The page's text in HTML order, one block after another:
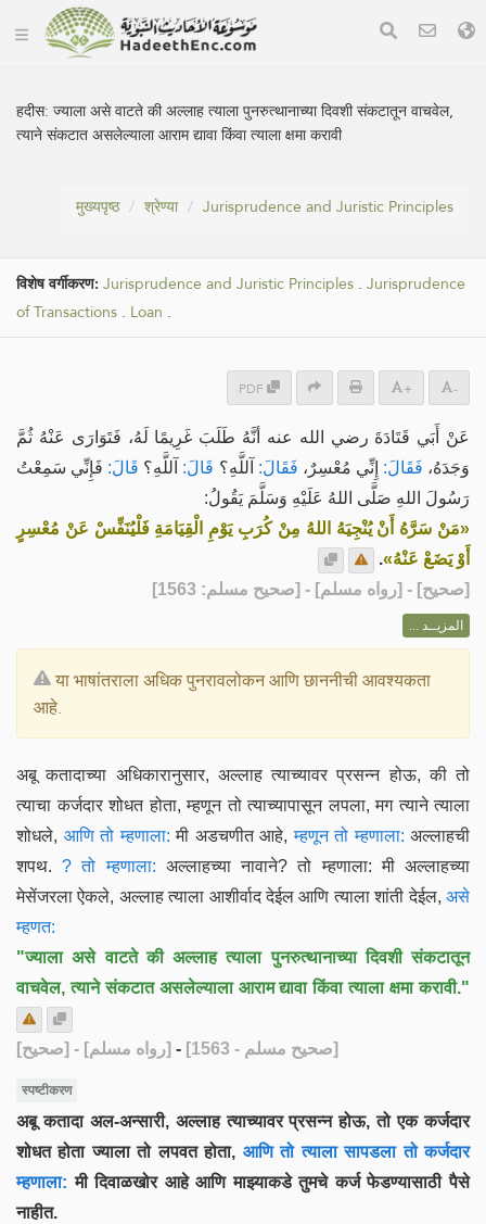
हदीस:ज्याला असे वाटते की अल्लाह त्याला पुनरुत्थानाच्या दिवशी संकटातून वाचवेल,
त्याने संकटात असलेल्याला आराम द्यावा किंवा त्याला क्षमा करावी
मुख्यपृष्ठ श्रेण्या Jurisprudence and Juristic Principles
विशेष वर्गीकरण: Jurisprudence and Juristic Principles . Jurisprudence
of Transactions . Loan .
PDF + -
عَنْ أَبَي قَتَادَةَ رضي الله عنه أنَّهُ طَلَبَ غَرِيمًا لَهُ، فَتَوَارَى عَنْهُ ثُمَّ
وَجَدَهُ، فَقَالَ: إِنِّي مُعْسِرٌ، فَقَالَ: آللَّهِ؟ قَالَ: آللَّهِ؟ قَالَ: فَإِنِّي سَمِعْتُ
رَسُولَ اللهِ صَلَّى اللهُ عَلَيْهِ وَسَلَّمَ يَقُولُ:
«مَنْ سَرَّهُ أَنْ يُنْجِيَهُ اللهُ مِنْ كُرَبِ يَوْمِ الْقِيَامَةِ فَلْيُنَفِّسْ عَنْ مُعْسِرٍ
أَوْ يَضَعْ عَنْهُ».
[صحيح] - [رواه مسلم] - [صحيح مسلم: 1563]
المزيــد ...
या भाषांतराला अधिक पुनरावलोकन आणि छाननीची आवश्यकता
आहे.
अबू कतादाच्या अधिकारानुसार, अल्लाह त्याच्यावर प्रसन्न होऊ, की तो
त्याचा कर्जदार शोधत होता, म्हणून तो त्याच्यापासून लपला, मग त्याने त्याला
शोधले, आणि तो म्हणाला: मी अडचणीत आहे, म्हणून तो म्हणाला: अल्लाहची
शपथ. ? तो म्हणाला: अल्लाहच्या नावाने? तो म्हणाला: मी अल्लाहच्या
मेसेंजरला ऐकले, अल्लाह त्याला आशीर्वाद देईल आणि त्याला शांती देईल, असे
म्हणत:
"ज्याला असे वाटते की अल्लाह त्याला पुनरुत्थानाच्या दिवशी संकटातून
वाचवेल, त्याने संकटात असलेल्याला आराम द्यावा किंवा त्याला क्षमा करावी."
[صحيح] - [رواه مسلم] - [صحيح مسلم - 1563]
स्पष्टीकरण
अबू कतादा अल-अन्सारी, अल्लाह त्याच्यावर प्रसन्न होऊ, तो एक कर्जदार
शोधत होता ज्याला तो लपवत होता, आणि तो त्याला सापडला तो कर्जदार
म्हणाला: मी दिवाळखोर आहे आणि माझ्याकडे तुमचे कर्ज फेडण्यासाठी पैसे
नाहीत.